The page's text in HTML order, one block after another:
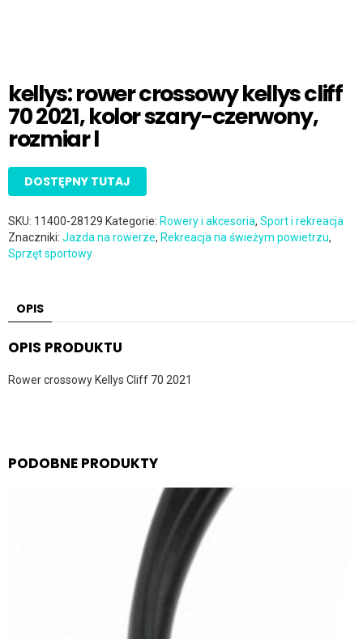
kellys: rower crossowy kellys cliff
70 2021, kolor szary-czerwony,
rozmiar l
DOSTĘPNY TUTAJ
SKU: 11400-28129 Kategorie: Rowery i akcesoria, Sport i rekreacja
Znaczniki: Jazda na rowerze, Rekreacja na świeżym powietrzu,
Sprzęt sportowy
OPIS
OPIS PRODUKTU
Rower crossowy Kellys Cliff 70 2021
PODOBNE PRODUKTY